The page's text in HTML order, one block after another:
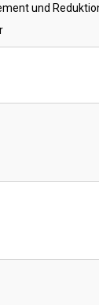
und